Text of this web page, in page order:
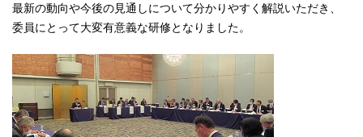
最新の動向や今後の見通しについて分かりやすく解説いただき、
委員にとって大変有意義な研修となりました。